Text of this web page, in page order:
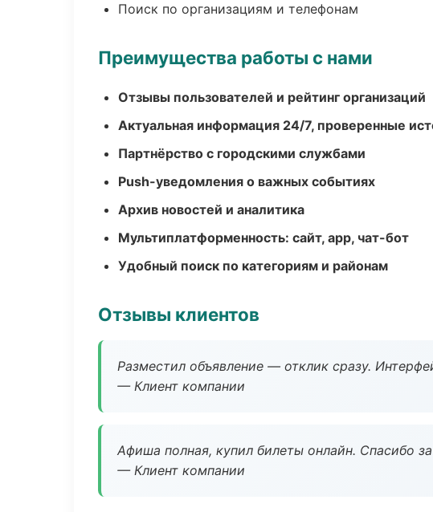
Поиск по организациям и телефонам
Преимущества работы с нами
Отзывы пользователей и рейтинг организаций
Актуальная информация 24/7, проверенные
Партнёрство с городскими службами
Push-уведомления о важных событиях
Архив новостей и аналитика
Мультиплатформенность: сайт, app, чат-бот
Удобный поиск по категориям и районам
Отзывы клиентов
Разместил объявление — отклик сразу.
— Клиент компании
Афиша полная, купил билеты онлайн. Спасибо
— Клиент компании